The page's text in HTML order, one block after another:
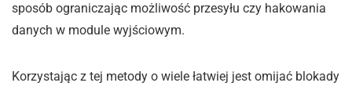
sposób ograniczając możliwość przesyłu czy hakowania
danych w module wyjściowym.
Korzystając z tej metody o wiele łatwiej jest omijać blokady